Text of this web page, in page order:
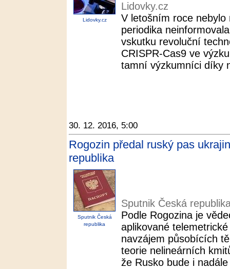
Lidovky.cz
Lidovky.cz
V letošním roce
periodika
vskutku revoluční
CRISPR-Cas9 ve
tamní výzkumníci díky
30. 12. 2016, 5:00
Rogozin předal ruský pas
republika
Sputnik Česká
republika
Sputnik Česká
Podle Rogozina je
aplikované
navzájem působících
teorie nelineárních
že Rusko bude i